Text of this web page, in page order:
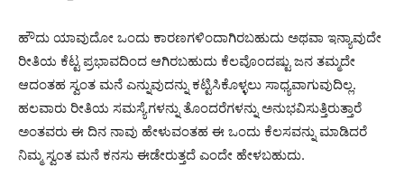
ಹೌದು ಯಾವುದೋ ಒಂದು ಕಾರಣಗಳಿಂದಾಗಿರಬಹುದು ಅಥವಾ ಇನ್ಯಾವುದೇ
ರೀತಿಯ ಕೆಟ್ಟ ಪ್ರಭಾವದಿಂದ ಆಗಿರಬಹುದು ಕೆಲವೊಂದಷ್ಟು ಜನ ತಮ್ಮದೇ
ಆದಂತಹ ಸ್ವಂತ ಮನೆ ಎನ್ನುವುದನ್ನು ಕಟ್ಟಿಸಿಕೊಳ್ಳಲು ಸಾಧ್ಯವಾಗುವುದಿಲ್ಲ.
ಹಲವಾರು ರೀತಿಯ ಸಮಸ್ಯೆಗಳನ್ನು ತೊಂದರೆಗಳನ್ನು ಅನುಭವಿಸುತ್ತಿರುತ್ತಾರೆ
ಅಂತವರು ಈ ದಿನ ನಾವು ಹೇಳುವಂತಹ ಈ ಒಂದು ಕೆಲಸವನ್ನು ಮಾಡಿದರೆ
ನಿಮ್ಮ ಸ್ವಂತ ಮನೆ ಕನಸು ಈಡೇರುತ್ತದೆ ಎಂದೇ ಹೇಳಬಹುದು.